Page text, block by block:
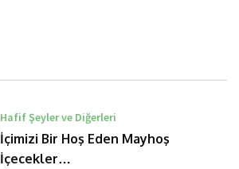
Hafif Şeyler ve Diğerleri
İçimizi Bir Hoş Eden Mayhoş
İçecekler…